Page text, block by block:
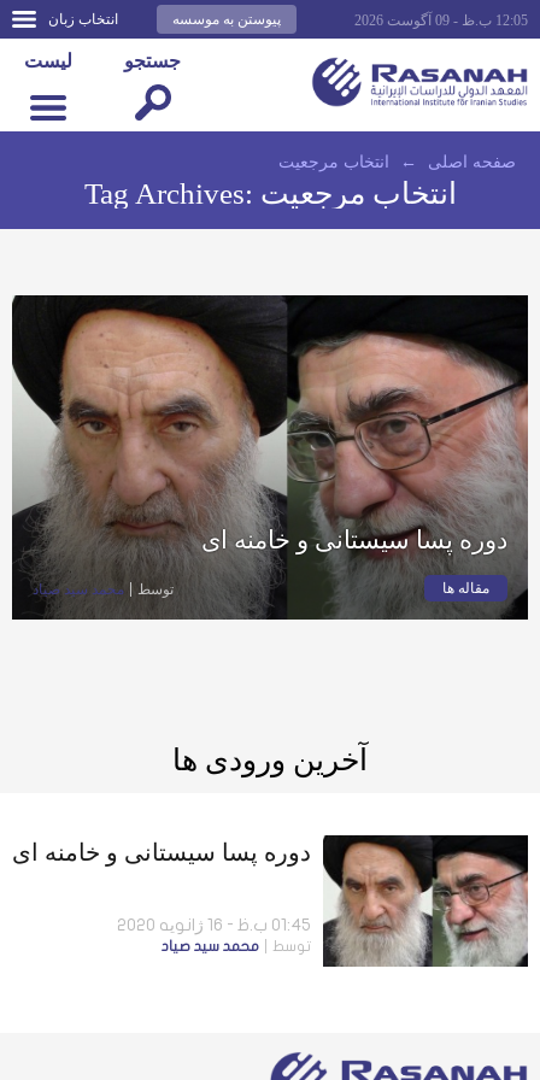
انتخاب زبان پیوستن به موسسه 12:05 ب.ظ - 09 آگوست 2026
لیست جستجو
صفحه اصلى ← انتخاب مرجعیت
Tag Archives: انتخاب مرجعیت
دوره پسا سیستانی و خامنه ای
مقاله ها توسط محمد سيد صياد
آخرین ورودی ها
دوره پسا سیستانی و خامنه ای
01:45 ب.ظ - 16 ژانویه 2020
توسط محمد سيد صياد